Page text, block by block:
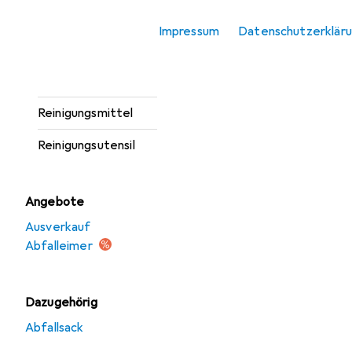
Impressum
Reinigungsmittel
Reinigungsutensil
Angebote
Ausverkauf
Abfalleimer
Dazugehörig
Abfallsack